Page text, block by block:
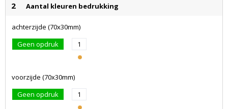
2 Aantal kleuren bedrukking
achterzijde (70x30mm)
Geen opdruk
1
voorzijde (70x30mm)
Geen opdruk
1